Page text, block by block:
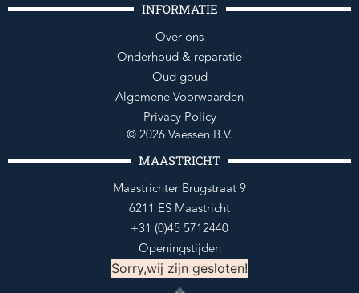
INFORMATIE
Over ons
Onderhoud & reparatie
Oud goud
Algemene Voorwaarden
Privacy Policy
© 2026 Vaessen B.V.
MAASTRICHT
Maastrichter Brugstraat 9
6211 ES Maastricht
+31 (0)45 5712440
Openingstijden
Sorry,wij zijn gesloten!